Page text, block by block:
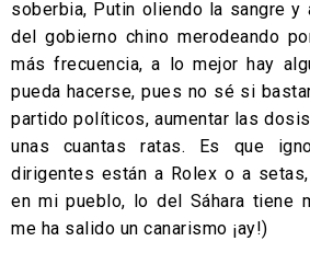
soberbia, Putin oliendo la sangre y
del gobierno chino merodeando
más frecuencia, a lo mejor hay
pueda hacerse, pues no sé si
partido políticos, aumentar las
unas cuantas ratas. Es que
dirigentes están a Rolex o a
en mi pueblo, lo del Sáhara tiene
me ha salido un canarismo ¡ay!)